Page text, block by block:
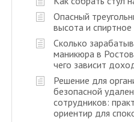
Опасный
высота и спиртное
Сколько
маникюра в
чего зависит
Решение для
безопасной
сотрудников:
ориентир для